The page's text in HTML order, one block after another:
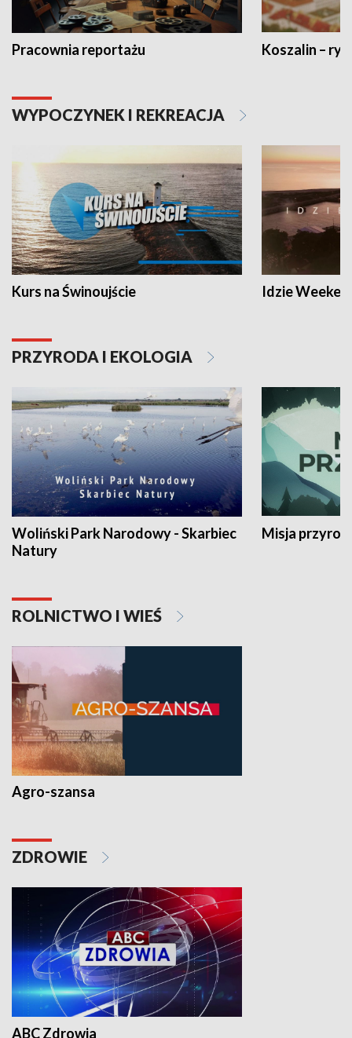
Pracownia reportażu Koszalin –
WYPOCZYNEK I REKREACJA
Kurs na Świnoujście Idzie
PRZYRODA I EKOLOGIA
Woliński Park Narodowy - Skarbiec
Natury
Misja
ROLNICTWO I WIEŚ
Agro-szansa
ZDROWIE
ABC Zdrowia